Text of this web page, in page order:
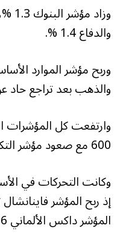
والدفاع 1.4 %.
والذهب بعد تراجع
وارتفعت كل المؤشرات
600 مع صعود مؤشر التكنولوجيا 0.7 %.
وكانت التحركات في
المؤشر داكس الألماني 0.6 %.